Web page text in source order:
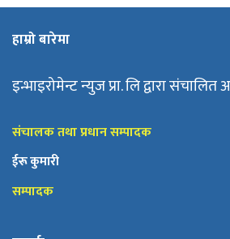
हाम्रो बारेमा
इन्भाइरोमेन्ट न्युज प्रा. लि द्वारा संचालित
संचालक तथा प्रधान सम्पादक
ईरू कुमारी
सम्पादक